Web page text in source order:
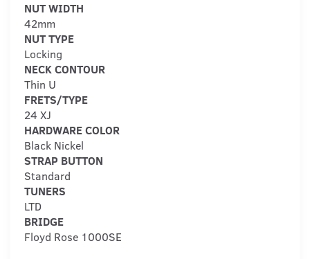
NUT WIDTH
42mm
NUT TYPE
Locking
NECK CONTOUR
Thin U
FRETS/TYPE
24 XJ
HARDWARE COLOR
Black Nickel
STRAP BUTTON
Standard
TUNERS
LTD
BRIDGE
Floyd Rose 1000SE